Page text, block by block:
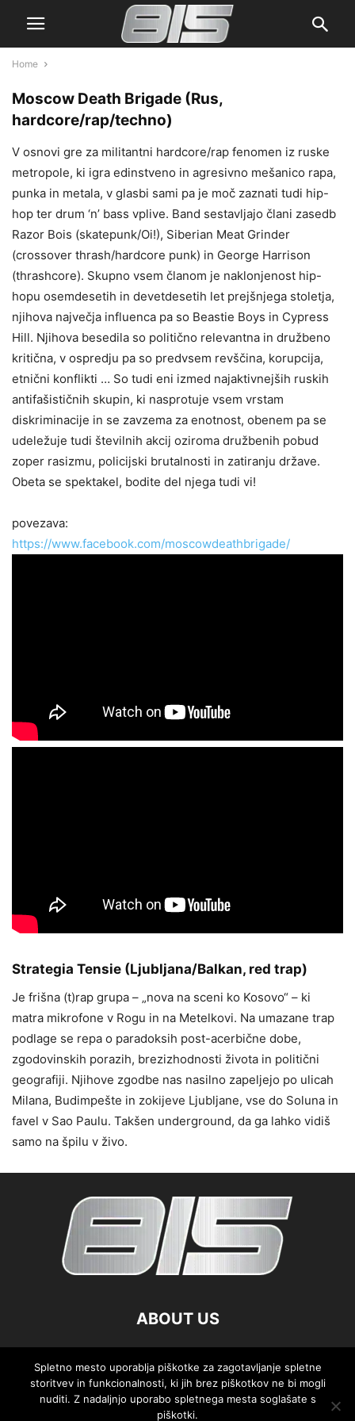
Home
Moscow Death Brigade (Rus,
hardcore/rap/techno)
V osnovi gre za militantni hardcore/rap fenomen iz ruske
metropole, ki igra edinstveno in agresivno mešanico rapa,
punka in metala, v glasbi sami pa je moč zaznati tudi hip-
hop ter drum ‘n’ bass vplive. Band sestavljajo člani zasedb
Razor Bois (skatepunk/Oi!), Siberian Meat Grinder
(crossover thrash/hardcore punk) in George Harrison
(thrashcore). Skupno vsem članom je naklonjenost hip-
hopu osemdesetih in devetdesetih let prejšnjega stoletja,
njihova največja influenca pa so Beastie Boys in Cypress
Hill. Njihova besedila so politično relevantna in družbeno
kritična, v ospredju pa so predvsem revščina, korupcija,
etnični konflikti … So tudi eni izmed najaktivnejših ruskih
antifašističnih skupin, ki nasprotuje vsem vrstam
diskriminacije in se zavzema za enotnost, obenem pa se
udeležuje tudi številnih akcij oziroma družbenih pobud
zoper rasizmu, policijski brutalnosti in zatiranju države.
Obeta se spektakel, bodite del njega tudi vi!
povezava:
https://www.facebook.com/moscowdeathbrigade/
Strategia Tensie (Ljubljana/Balkan, red trap)
Je frišna (t)rap grupa – „nova na sceni ko Kosovo“ – ki
matra mikrofone v Rogu in na Metelkovi. Na umazane trap
podlage se repa o paradoksih post-acerbične dobe,
zgodovinskih porazih, brezizhodnosti života in politični
geografiji. Njihove zgodbe nas nasilno zapeljejo po ulicah
Milana, Budimpešte in zokijeve Ljubljane, vse do Soluna in
favel v Sao Paulu. Takšen underground, da ga lahko vidiš
samo na špilu v živo.
ABOUT US
FOLLOW US
Spletno mesto uporablja piškotke za zagotavljanje spletne
storitvev in funkcionalnosti, ki jih brez piškotkov ne bi mogli
nuditi. Z nadaljnjo uporabo spletnega mesta soglašate s
piškotki.